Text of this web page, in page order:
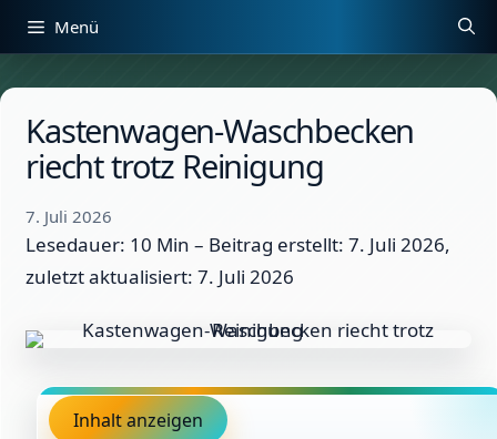
Zum
Inhalt
Menü
Kastenwagen-Waschbecken
riecht trotz Reinigung
7. Juli 2026
Lesedauer: 10 Min – Beitrag erstellt: 7. Juli 2026,
zuletzt aktualisiert: 7. Juli 2026
Inhalt anzeigen